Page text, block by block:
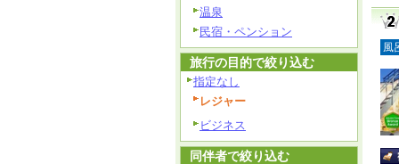
風
温泉
民宿・ペンション
旅行の目的で絞り込む
指定なし
レジャー
ビジネス
同伴者で絞り込む